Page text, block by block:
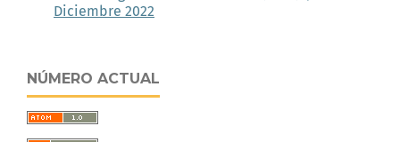
Diciembre 2022
NÚMERO ACTUAL